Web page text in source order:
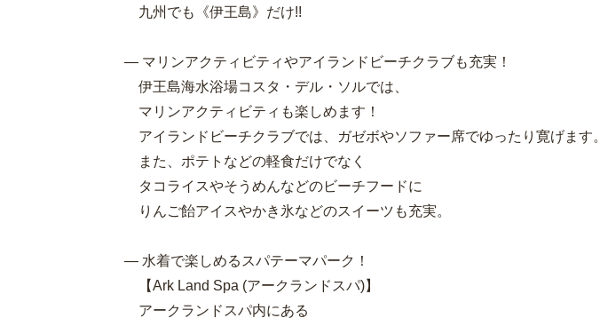
九州でも《伊王島》だけ!!
― マリンアクティビティやアイランドビーチクラブも充実！
伊王島海水浴場コスタ・デル・ソルでは、
マリンアクティビティも楽しめます！
アイランドビーチクラブでは、ガゼボやソファー席でゆったり寛げます。
また、ポテトなどの軽食だけでなく
タコライスやそうめんなどのビーチフードに
りんご飴アイスやかき氷などのスイーツも充実。
― 水着で楽しめるスパテーマパーク！
【Ark Land Spa (アークランドスパ)】
アークランドスパ内にある